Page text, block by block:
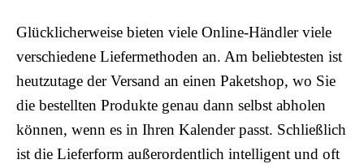
Glücklicherweise bieten viele Online-Händler viele
verschiedene Liefermethoden an. Am beliebtesten ist
heutzutage der Versand an einen Paketshop, wo Sie
die bestellten Produkte genau dann selbst abholen
können, wenn es in Ihren Kalender passt. Schließlich
ist die Lieferform außerordentlich intelligent und oft